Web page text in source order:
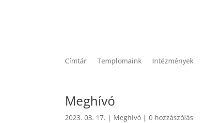
Címtár Templomaink Intézmények
Meghívó
2023. 03. 17. | Meghívó |0 hozzászólás